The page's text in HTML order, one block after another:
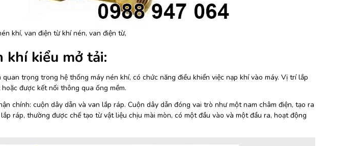
khí, van điện từ khí nén, van điện từ,
khí kiểu mở tải:
trọng trong hệ thống máy nén khí, có chức năng điều khiển việc nạp khí vào máy. Vị trí lắp
được kết nối thông qua ống mềm.
chính: cuộn dây dẫn và van lắp ráp. Cuộn dây dẫn đóng vai trò như một nam châm điện, tạo ra
ráp, thường được chế tạo từ vật liệu chịu mài mòn, có một đầu vào và một đầu ra, hoạt động